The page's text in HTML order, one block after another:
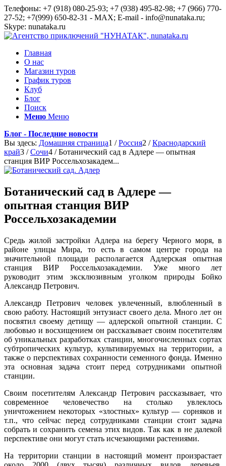
Телефоны: +7 (918) 080-25-93; +7 (938) 495-82-98; +7 (966) 770-
27-52; +7(999) 650-82-31 - MAX; E-mail - info@nunataka.ru;
Skype: nunataka.ru
Главная
О нас
Магазин туров
График туров
Клуб
Блог
Поиск
Меню Меню
Блог - Последние новости
Вы здесь: Домашняя страница1 / Россия2 / Краснодарский
край3 / Сочи4 / Ботанический сад в Адлере — опытная
станция ВИР Россельхозакадем...
Ботанический сад в Адлере —
опытная станция ВИР
Россельхозакадемии
Средь жилой застройки Адлера на берегу Черного моря, в
районе улицы Мира, то есть в самом центре города на
значительной площади располагается Адлерская опытная
станция ВИР Россельхозакадемии. Уже много лет
руководит этим эксклюзивным уголком природы Бойко
Александр Петрович.
Александр Петрович человек увлеченный, влюбленный в
свою работу. Настоящий энтузиаст своего дела. Много лет он
посвятил своему детищу — адлерской опытной станции. С
любовью и восхищением он рассказывает своим посетителям
об уникальных разработках станции, многочисленных сортах
субтропических культур, культивируемых на территории, а
также о перспективах сохранности семенного фонда. Именно
эта основная задача стоит перед сотрудниками опытной
станции.
Своим посетителям Александр Петрович рассказывает, что
современное человечество на столько увлеклось
уничтожением некоторых «злостных» культур — сорняков и
т.п., что сейчас перед сотрудниками станции стоит задача
собрать и сохранить семена этих видов. Так как в не далекой
перспективе они могут стать исчезающими растениями.
На территории станции в настоящий момент произрастает